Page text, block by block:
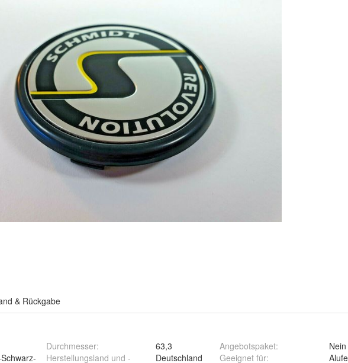
& Rückgabe
Durchmesser:
63,3
Herstellungsland und -
Deutschland
Angebotspaket:
Nein
Geeignet für: